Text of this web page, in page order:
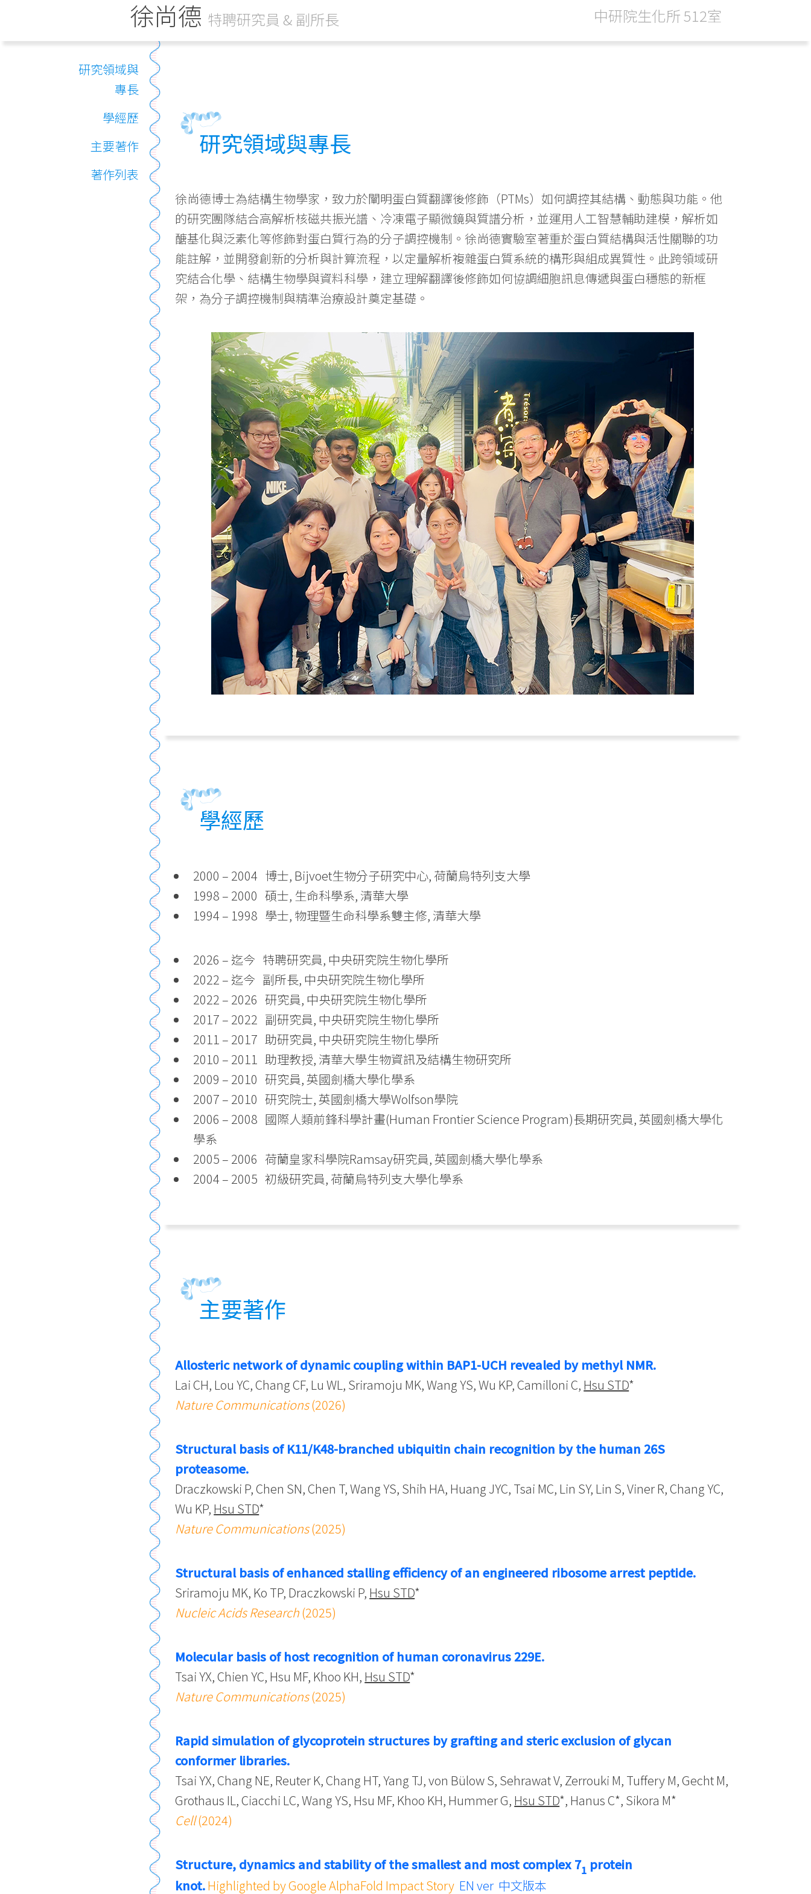
徐尚德 特聘研究員 & 副所長 中研院生化所 512室
研究領域與
專長
學經歷
主要著作
著作列表
研究領域與專長
徐尚德博士為結構生物學家，致力於闡明蛋白質翻譯後修飾（PTMs）如何調控其結構、動態與功能。他
的研究團隊結合高解析核磁共振光譜、冷凍電子顯微鏡與質譜分析，並運用人工智慧輔助建模，解析如
醣基化與泛素化等修飾對蛋白質行為的分子調控機制。徐尚德實驗室著重於蛋白質結構與活性關聯的功
能註解，並開發創新的分析與計算流程，以定量解析複雜蛋白質系統的構形與組成異質性。此跨領域研
究結合化學、結構生物學與資料科學，建立理解翻譯後修飾如何協調細胞訊息傳遞與蛋白穩態的新框
架，為分子調控機制與精準治療設計奠定基礎。
學經歷
2000 – 2004 博士, Bijvoet生物分子研究中心, 荷蘭烏特列支大學
1998 – 2000 碩士, 生命科學系, 清華大學
1994 – 1998 學士, 物理暨生命科學系雙主修, 清華大學
2026 – 迄今 特聘研究員, 中央研究院生物化學所
2022 – 迄今 副所長, 中央研究院生物化學所
2022 – 2026 研究員, 中央研究院生物化學所
2017 – 2022 副研究員, 中央研究院生物化學所
2011 – 2017 助研究員, 中央研究院生物化學所
2010 – 2011 助理教授, 清華大學生物資訊及結構生物研究所
2009 – 2010 研究員, 英國劍橋大學化學系
2007 – 2010 研究院士, 英國劍橋大學Wolfson學院
2006 – 2008 國際人類前鋒科學計畫(Human Frontier Science Program)長期研究員, 英國劍橋大學化
學系
2005 – 2006 荷蘭皇家科學院Ramsay研究員, 英國劍橋大學化學系
2004 – 2005 初級研究員, 荷蘭烏特列支大學化學系
主要著作
Allosteric network of dynamic coupling within BAP1-UCH revealed by methyl NMR.
Lai CH, Lou YC, Chang CF, Lu WL, Sriramoju MK, Wang YS, Wu KP, Camilloni C, Hsu STD*
Nature Communications(2026)
Structural basis of K11/K48-branched ubiquitin chain recognition by the human 26S
proteasome.
Draczkowski P, Chen SN, Chen T, Wang YS, Shih HA, Huang JYC, Tsai MC, Lin SY, Lin S, Viner R, Chang YC,
Wu KP, Hsu STD*
Nature Communications(2025)
Structural basis of enhanced stalling efficiency of an engineered ribosome arrest peptide.
Sriramoju MK, Ko TP, Draczkowski P, Hsu STD*
Nucleic Acids Research(2025)
Molecular basis of host recognition of human coronavirus 229E.
Tsai YX, Chien YC, Hsu MF, Khoo KH, Hsu STD*
Nature Communications(2025)
Rapid simulation of glycoprotein structures by grafting and steric exclusion of glycan
conformer libraries.
Tsai YX, Chang NE, Reuter K, Chang HT, Yang TJ, von Bülow S, Sehrawat V, Zerrouki M, Tuffery M, Gecht M,
Grothaus IL, Ciacchi LC, Wang YS, Hsu MF, Khoo KH, Hummer G, Hsu STD*, Hanus C*, Sikora M*
Cell(2024)
Structure, dynamics and stability of the smallest and most complex 71 protein
knot.Highlighted by Google AlphaFold Impact Story EN ver 中文版本